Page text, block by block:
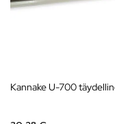
Kannake U-700